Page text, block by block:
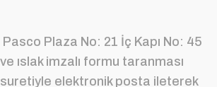
Pasco Plaza No: 21 İç Kapı No: 45
ıslak imzalı formu taranması
suretiyle elektronik posta ileterek